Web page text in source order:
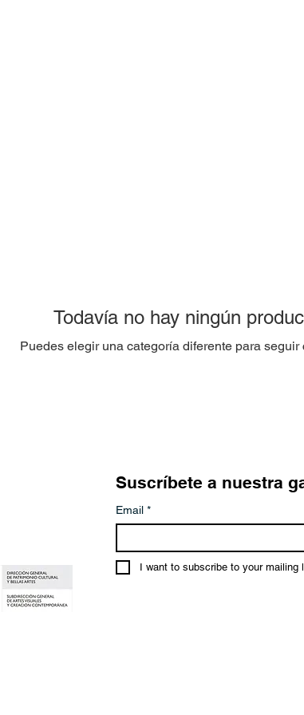
Todavía no hay ningún
Puedes elegir una categoría diferente para seguir
Suscríbete a nuestra
Email *
I want to subscribe to your mailing